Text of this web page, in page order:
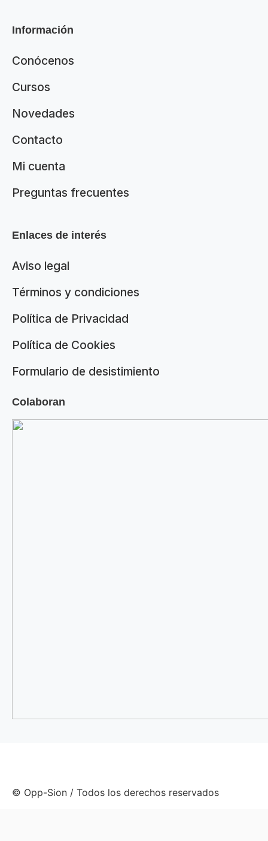
Información
Conócenos
Cursos
Novedades
Contacto
Mi cuenta
Preguntas frecuentes
Enlaces de interés
Aviso legal
Términos y condiciones
Política de Privacidad
Política de Cookies
Formulario de desistimiento
Colaboran
© Opp-Sion / Todos los derechos reservados